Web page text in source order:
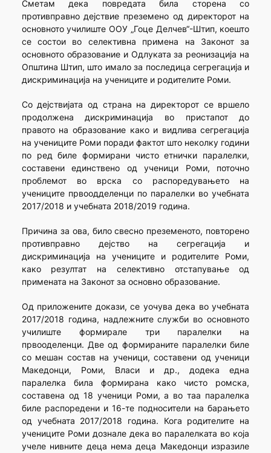
Сметам дека повредата била сторена со
противправно дејствие преземено од директорот на
основното училиште ООУ „Гоце Делчев“-Штип, коешто
се состои во селективна примена на Законот за
основното образование и Одлуката за реонизација на
Општина Штип, што имало за последица сегрегација и
дискриминација на учениците и родителите Роми.
Со дејствијата од страна на директорот се вршело
продолжена дискриминација во пристапот до
правото на образование како и видлива сегрегација
на учениците Роми поради фактот што неколку години
по ред биле формирани чисто етнички паралелки,
составени единствено од ученици Роми, поточно
проблемот во врска со распоредувањето на
учениците првоодделенци по паралелки во учебната
2017/2018 и учебната 2018/2019 година.
Причина за ова, било свесно преземеното, повторено
противправно дејство на сегрегација и
дискриминација на учениците и родителите Роми,
како резултат на селективно отстапување од
примената на Законот за основно образование.
Од приложените докази, се уочува дека во учебната
2017/2018 година, надлежните служби во основното
училиште формирале три паралелки на
првооделенци. Две од формираните паралелки биле
со мешан состав на ученици, составени од ученици
Македонци, Роми, Власи и др., додека една
паралелка била формирана како чисто ромска,
составена од 18 ученици Роми, а во таа паралелка
биле распоредени и 16-те подносители на барањето
од учебната 2017/2018 година. Кога родителите на
учениците Роми дознале дека во паралелката во која
учеле нивните деца нема деца Македонци изразиле